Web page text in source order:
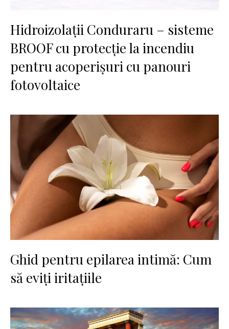
Hidroizolații Conduraru – sisteme
BROOF cu protecție la incendiu
pentru acoperișuri cu panouri
fotovoltaice
Ghid pentru epilarea intimă: Cum
să eviți iritațiile